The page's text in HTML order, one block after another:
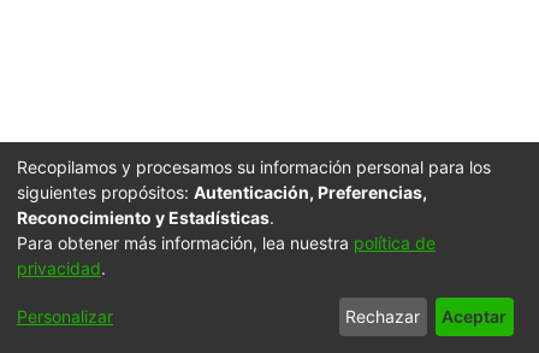
Cookie
Accessibility
End User
Agreement
Send
Feedback
Recopilamos y procesamos su información personal para los
siguientes propósitos: Autenticación, Preferencias,
Reconocimiento y Estadísticas.
Para obtener más información, lea nuestra política de
privacidad.
Personalizar Rechazar Aceptar